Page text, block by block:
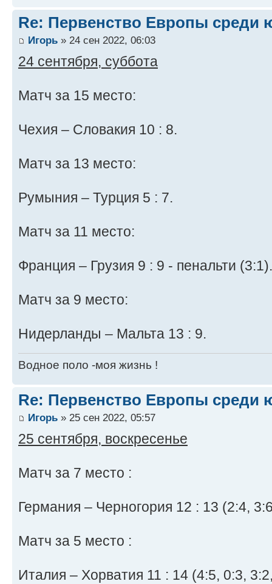
Re: Первенство Европы среди
Игорь » 24 сен 2022, 06:03
24 сентября, суббота
Матч за 15 место:
Чехия – Словакия 10 : 8.
Матч за 13 место:
Румыния – Турция 5 : 7.
Матч за 11 место:
Франция – Грузия 9 : 9 - пенальти (3:1).
Матч за 9 место:
Нидерланды – Мальта 13 : 9.
Водное поло -моя жизнь !
Re: Первенство Европы среди
Игорь » 25 сен 2022, 05:57
25 сентября, воскресенье
Матч за 7 место :
Германия – Черногория 12 : 13 (2:4,
Матч за 5 место :
Италия – Хорватия 11 : 14 (4:5, 0:3,